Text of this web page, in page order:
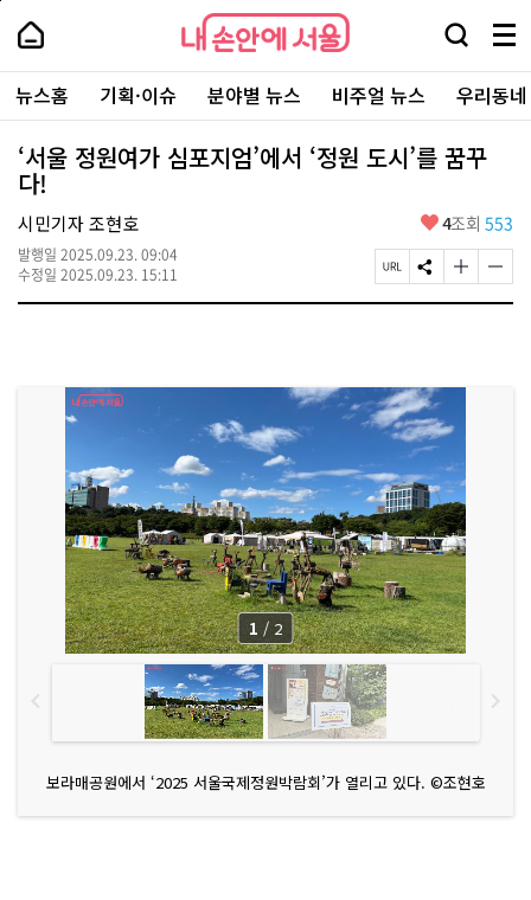
본
로
가
내
손
안
에
서
울
-
서
울
시
대
표
소
통
포
내
손
에
울
검
창
열
기
메
뉴
전
체
보
주
요
서
뉴스홈 기획·이슈 분야별 뉴스 비주얼 뉴스 우리동
‘서울 정원여가 심포지엄’에서 ‘정원 도시’를 꿈꾸
다!
시민기자 조현호
발행일 2025.09.23. 09:04
수정일 2025.09.23. 15:11
좋
요
4조회 553
페
이
복
사
S
N
기
글
자
변
기
글
자
보라매공원에서 ‘2025 서울국제정원박람회’가 열리고 있다. ©조현호
1 / 2
페
상
단
로